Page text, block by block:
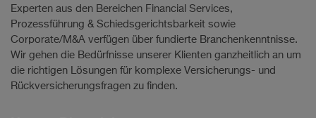
Experten aus den Bereichen Financial Services,
Prozessführung & Schiedsgerichtsbarkeit sowie
Corporate/M&A verfügen über fundierte Branchenkenntnisse.
Wir gehen die Bedürfnisse unserer Klienten ganzheitlich an um
die richtigen Lösungen für komplexe Versicherungs- und
Rückversicherungsfragen zu finden.